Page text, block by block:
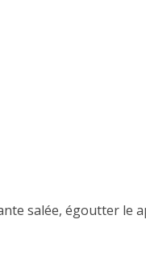
salée, égoutter le